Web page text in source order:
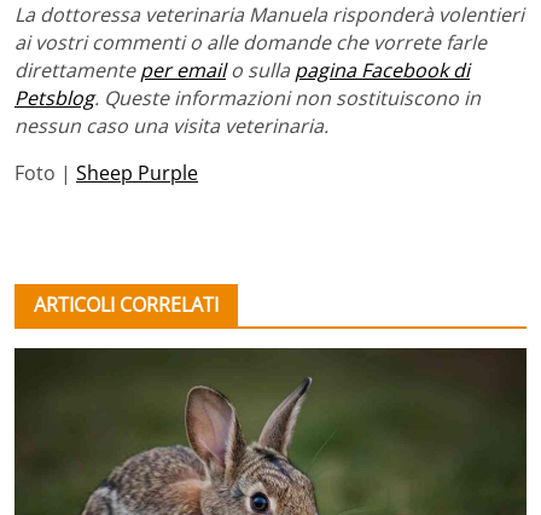
La dottoressa veterinaria Manuela risponderà volentieri
ai vostri commenti o alle domande che vorrete farle
direttamenteper emailo sulla pagina Facebook di
Petsblog. Queste informazioni non sostituiscono in
nessun caso una visita veterinaria.
Foto | Sheep Purple
ARTICOLI CORRELATI